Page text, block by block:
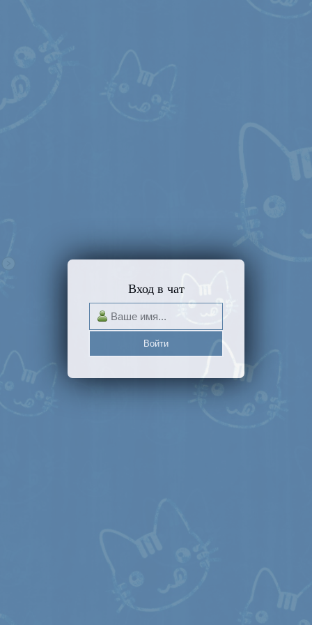
Вход в чат
Войти